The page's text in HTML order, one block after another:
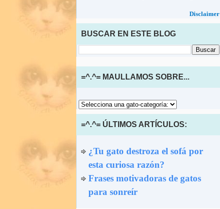
Disclaimer
BUSCAR EN ESTE BLOG
=^.^= MAULLAMOS SOBRE...
=^.^= ÚLTIMOS ARTÍCULOS:
¿Tu gato destroza el sofá por
esta curiosa razón?
Frases motivadoras de gatos
para sonreír